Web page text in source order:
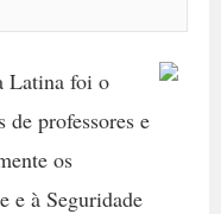
Latina foi o
de professores e
os
e à Seguridade